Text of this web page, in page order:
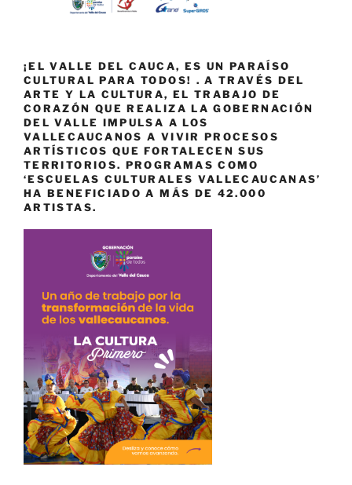
¡EL VALLE DEL CAUCA, ES UN PARAÍSO
CULTURAL PARA TODOS! . A TRAVÉS DEL
ARTE Y LA CULTURA, EL TRABAJO DE
CORAZÓN QUE REALIZA LA GOBERNACIÓN
DEL VALLE IMPULSA A LOS
VALLECAUCANOS A VIVIR PROCESOS
ARTÍSTICOS QUE FORTALECEN SUS
TERRITORIOS. PROGRAMAS COMO
‘ESCUELAS CULTURALES VALLECAUCANAS’
HA BENEFICIADO A MÁS DE 42.000
ARTISTAS.